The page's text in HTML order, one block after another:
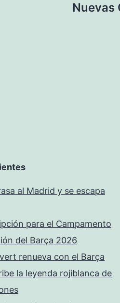
Nuevas
al Madrid y se escapa
para el Campamento
del Barça 2026
renueva con el Barça
la leyenda rojiblanca de